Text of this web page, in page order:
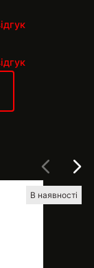
В наявності